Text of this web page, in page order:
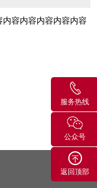
容内容内容内容内容
服务热线
公众号
返回顶部